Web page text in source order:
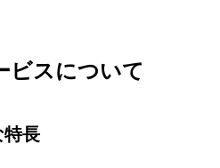
ビスについて
特長